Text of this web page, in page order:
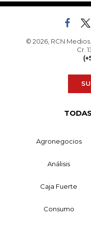
© 2026, RCN
Cr.
Agronegocios
Análisis
Caja Fuerte
Consumo